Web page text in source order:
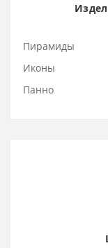
Пирамиды
Иконы
Панно